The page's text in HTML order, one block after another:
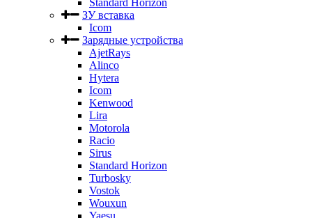
Standard Horizon
ЗУ вставка
Icom
Зарядные устройства
AjetRays
Alinco
Hytera
Icom
Kenwood
Lira
Motorola
Racio
Sirus
Standard Horizon
Turbosky
Vostok
Wouxun
Yaesu